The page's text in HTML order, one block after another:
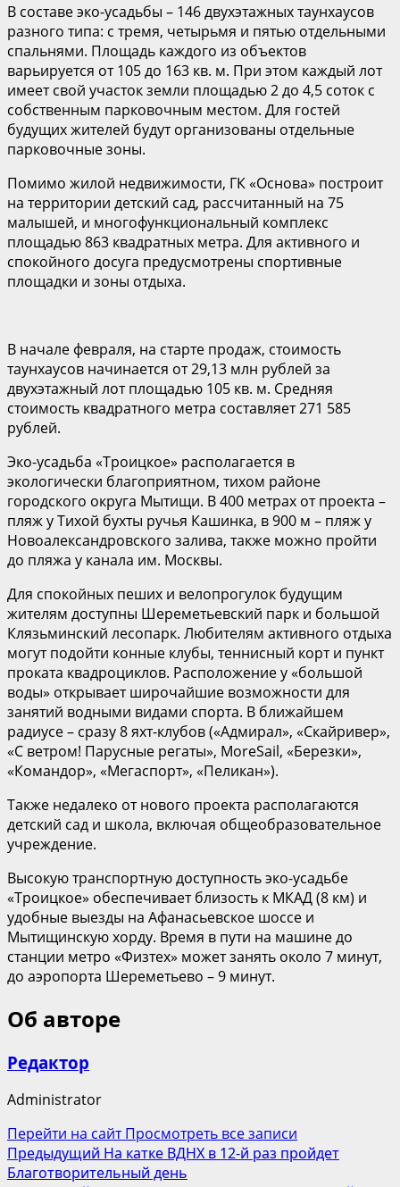
В составе эко-усадьбы – 146 двухэтажных таунхаусов
разного типа: с тремя, четырьмя и пятью отдельными
спальнями. Площадь каждого из объектов
варьируется от 105 до 163 кв. м. При этом каждый лот
имеет свой участок земли площадью 2 до 4,5 соток с
собственным парковочным местом. Для гостей
будущих жителей будут организованы отдельные
парковочные зоны.
Помимо жилой недвижимости, ГК «Основа» построит
на территории детский сад, рассчитанный на 75
малышей, и многофункциональный комплекс
площадью 863 квадратных метра. Для активного и
спокойного досуга предусмотрены спортивные
площадки и зоны отдыха.
В начале февраля, на старте продаж, стоимость
таунхаусов начинается от 29,13 млн рублей за
двухэтажный лот площадью 105 кв. м. Средняя
стоимость квадратного метра составляет 271 585
рублей.
Эко-усадьба «Троицкое» располагается в
экологически благоприятном, тихом районе
городского округа Мытищи. В 400 метрах от проекта –
пляж у Тихой бухты ручья Кашинка, в 900 м – пляж у
Новоалександровского залива, также можно пройти
до пляжа у канала им. Москвы.
Для спокойных пеших и велопрогулок будущим
жителям доступны Шереметьевский парк и большой
Клязьминский лесопарк. Любителям активного отдыха
могут подойти конные клубы, теннисный корт и пункт
проката квадроциклов. Расположение у «большой
воды» открывает широчайшие возможности для
занятий водными видами спорта. В ближайшем
радиусе – сразу 8 яхт-клубов («Адмирал», «Скайривер»,
«С ветром! Парусные регаты», MoreSail, «Березки»,
«Командор», «Мегаспорт», «Пеликан»).
Также недалеко от нового проекта располагаются
детский сад и школа, включая общеобразовательное
учреждение.
Высокую транспортную доступность эко-усадьбе
«Троицкое» обеспечивает близость к МКАД (8 км) и
удобные выезды на Афанасьевское шоссе и
Мытищинскую хорду. Время в пути на машине до
станции метро «Физтех» может занять около 7 минут,
до аэропорта Шереметьево – 9 минут.
Об авторе
Редактор
Administrator
Перейти на сайтПросмотреть все записи
Навигация
Предыдущий На катке ВДНХ в 12-й раз пройдет
Благотворительный день